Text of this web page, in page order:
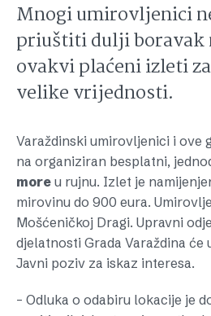
Mnogi umirovljenici
priuštiti dulji boravak
ovakvi plaćeni izleti
velike vrijednosti.
Varaždinski umirovljenici i ove
na organiziran besplatni,
more u rujnu. Izlet je
mirovinu do 900 eura.
Mošćeničkoj Dragi. Upravni
djelatnosti Grada Varaždina će
Javni poziv za iskaz interesa.
– Odluka o odabiru lokacije je